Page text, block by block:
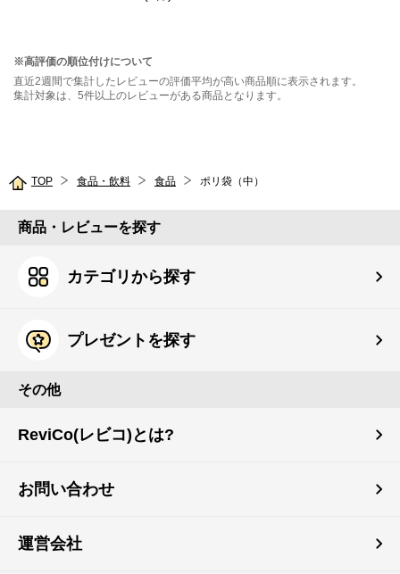
※高評価の順位付けについて
直近2週間で集計したレビューの評価平均が高い商品順に表示されます。
集計対象は、5件以上のレビューがある商品となります。
TOP 食品・飲料 食品 ポリ袋（中）
商品・レビューを探す
カテゴリから探す
プレゼントを探す
その他
ReviCo(レビコ)とは?
お問い合わせ
運営会社